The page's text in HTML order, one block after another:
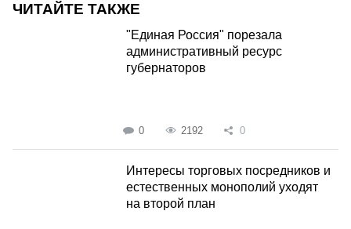
ЧИТАЙТЕ ТАКЖЕ
"Единая Россия" порезала
административный ресурс
губернаторов
0 2192 0
Интересы торговых посредников и
естественных монополий уходят
на второй план